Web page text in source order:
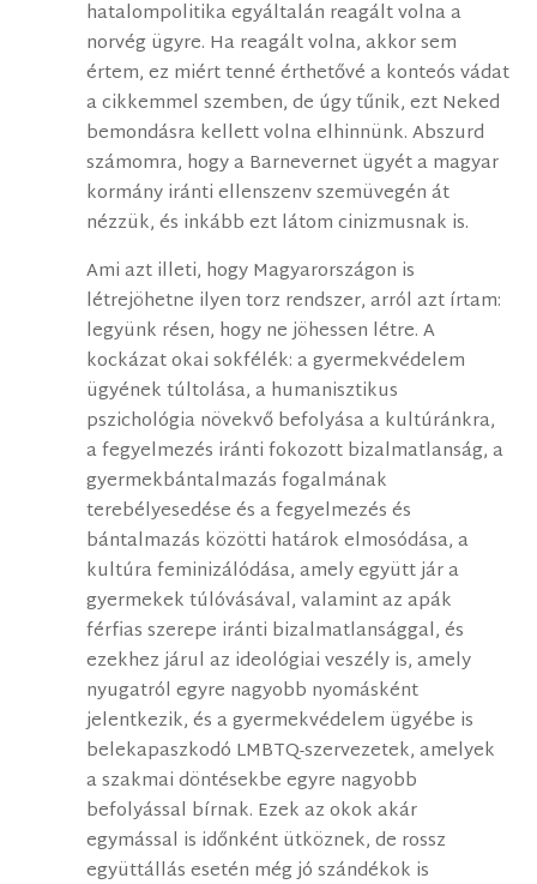
hatalompolitika egyáltalán reagált volna a
norvég ügyre. Ha reagált volna, akkor sem
értem, ez miért tenné érthetővé a konteós vádat
a cikkemmel szemben, de úgy tűnik, ezt Neked
bemondásra kellett volna elhinnünk. Abszurd
számomra, hogy a Barnevernet ügyét a magyar
kormány iránti ellenszenv szemüvegén át
nézzük, és inkább ezt látom cinizmusnak is.
Ami azt illeti, hogy Magyarországon is
létrejöhetne ilyen torz rendszer, arról azt írtam:
legyünk résen, hogy ne jöhessen létre. A
kockázat okai sokfélék: a gyermekvédelem
ügyének túltolása, a humanisztikus
pszichológia növekvő befolyása a kultúránkra,
a fegyelmezés iránti fokozott bizalmatlanság, a
gyermekbántalmazás fogalmának
terebélyesedése és a fegyelmezés és
bántalmazás közötti határok elmosódása, a
kultúra feminizálódása, amely együtt jár a
gyermekek túlóvásával, valamint az apák
férfias szerepe iránti bizalmatlansággal, és
ezekhez járul az ideológiai veszély is, amely
nyugatról egyre nagyobb nyomásként
jelentkezik, és a gyermekvédelem ügyébe is
belekapaszkodó LMBTQ-szervezetek, amelyek
a szakmai döntésekbe egyre nagyobb
befolyással bírnak. Ezek az okok akár
egymással is időnként ütköznek, de rossz
együttállás esetén még jó szándékok is